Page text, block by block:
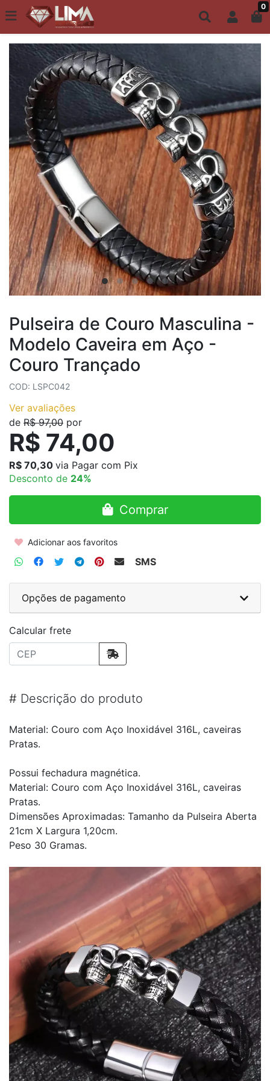
Todo site até 6X s/ juros | Frete Grátis a partir de R$149,00 0
ACESSÓRIOS MASCULINOS
Pulseira de Couro Masculina -
Modelo Caveira em Aço -
Couro Trançado
COD: LSPC042
Ver avaliações
de R$ 97,00 por
R$ 74,00
R$ 70,30 via Pagar com Pix
Desconto de 24%
Comprar
Adicionar aos favoritos
SMS
Opções de pagamento
Calcular frete
# Descrição do produto
Material: Couro com Aço Inoxidável 316L, caveiras
Pratas.
Possui fechadura magnética.
Material: Couro com Aço Inoxidável 316L, caveiras
Pratas.
Dimensões Aproximadas: Tamanho da Pulseira Aberta
21cm X Largura 1,20cm.
Peso 30 Gramas.